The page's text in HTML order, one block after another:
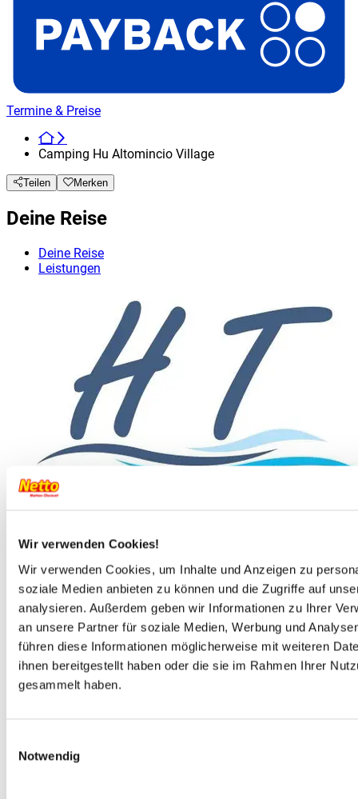
Wir verwenden Cookies!
Wir verwenden Cookies, um Inhalte und Anzeigen zu
soziale Medien anbieten zu können und die Zugriffe auf
analysieren. Außerdem geben wir Informationen zu Ihrer
an unsere Partner für soziale Medien, Werbung und
führen diese Informationen möglicherweise mit weiteren
ihnen bereitgestellt haben oder die sie im Rahmen Ihrer
gesammelt haben.
Notwendig
Termine & Preise
Camping Hu Altomincio Village
Teilen Merken
Deine Reise
Deine Reise
Leistungen
Anbieterinformationen
vonHTH Hanse Touristik Hamburg GmbH
Ihr Campingplatz:
Gerade kleinen Campern bietetAltomincio Village mit seinem
Erlebnisbad vielBadespaß und Rutschvergnügeninmitten
vongrüner Natur und Weinbergen. Der Platz ist mehr als nur
ein ganz gewöhnlicher Campingplatz, denn dieser
Poolkomplex ist es, der dem Areal eine besondere Note
Mobilheime befinden sich praktischerweise genau zwischen